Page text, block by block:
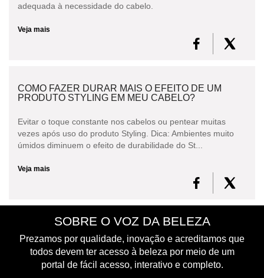
adequada à necessidade do cabelo.
Veja mais
COMO FAZER DURAR MAIS O EFEITO DE UM
PRODUTO STYLING EM MEU CABELO?
Evitar o toque constante nos cabelos ou pentear muitas
vezes após uso do produto Styling. Dica: Ambientes muito
úmidos diminuem o efeito de durabilidade do St...
Veja mais
SOBRE O VOZ DA BELEZA
Prezamos por qualidade, inovação e acreditamos que
todos devem ter acesso à beleza por meio de um
portal de fácil acesso, interativo e completo.